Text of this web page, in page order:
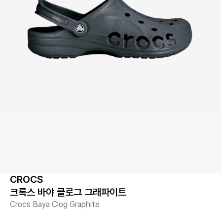
CROCS
크록스 바야 클로그 그래파이트
Crocs Baya Clog Graphite